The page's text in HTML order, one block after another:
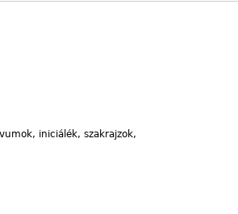
iniciálék, szakrajzok,